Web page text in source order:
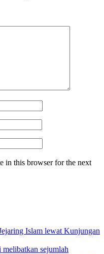
in this browser for the next
sejumlah